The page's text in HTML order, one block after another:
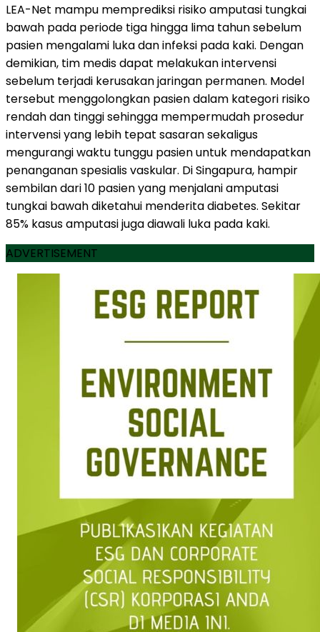
LEA-Net mampu memprediksi risiko amputasi tungkai
bawah pada periode tiga hingga lima tahun sebelum
pasien mengalami luka dan infeksi pada kaki. Dengan
demikian, tim medis dapat melakukan intervensi
sebelum terjadi kerusakan jaringan permanen. Model
tersebut menggolongkan pasien dalam kategori risiko
rendah dan tinggi sehingga mempermudah prosedur
intervensi yang lebih tepat sasaran sekaligus
mengurangi waktu tunggu pasien untuk mendapatkan
penanganan spesialis vaskular. Di Singapura, hampir
sembilan dari 10 pasien yang menjalani amputasi
tungkai bawah diketahui menderita diabetes. Sekitar
85% kasus amputasi juga diawali luka pada kaki.
ADVERTISEMENT